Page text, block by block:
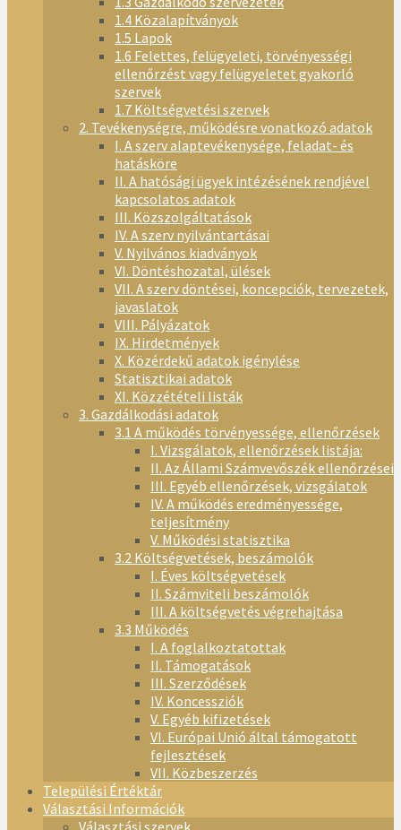
1.4 Közalapítványok
1.5 Lapok
1.6 Felettes, felügyeleti, törvényességi
ellenőrzést vagy felügyeletet gyakorló
szervek
1.7 Költségvetési szervek
2. Tevékenységre, működésre vonatkozó adatok
I. A szerv alaptevékenysége, feladat- és
hatásköre
II. A hatósági ügyek intézésének rendjével
kapcsolatos adatok
III. Közszolgáltatások
IV. A szerv nyilvántartásai
V. Nyilvános kiadványok
VI. Döntéshozatal, ülések
VII. A szerv döntései, koncepciók, tervezetek,
javaslatok
VIII. Pályázatok
IX. Hirdetmények
X. Közérdekű adatok igénylése
Statisztikai adatok
XI. Közzétételi listák
3. Gazdálkodási adatok
3.1 A működés törvényessége, ellenőrzések
I. Vizsgálatok, ellenőrzések listája:
II. Az Állami Számvevőszék ellenőrzései
III. Egyéb ellenőrzések, vizsgálatok
IV. A működés eredményessége,
teljesítmény
V. Működési statisztika
3.2 Költségvetések, beszámolók
I. Éves költségvetések
II. Számviteli beszámolók
III. A költségvetés végrehajtása
3.3 Működés
I. A foglalkoztatottak
II. Támogatások
III. Szerződések
IV. Koncessziók
V. Egyéb kifizetések
VI. Európai Unió által támogatott
fejlesztések
VII. Közbeszerzés
Települési Értéktár
Választási Információk
Választási szervek